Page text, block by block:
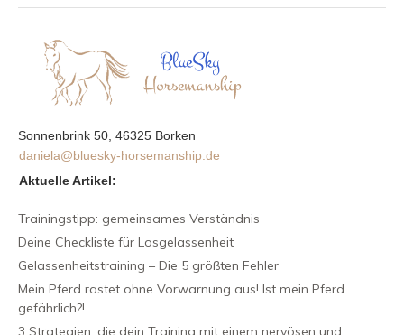
Sonnenbrink 50, 46325 Borken
daniela@bluesky-horsemanship.de
Aktuelle Artikel:
Trainingstipp: gemeinsames Verständnis
Deine Checkliste für Losgelassenheit
Gelassenheitstraining – Die 5 größten Fehler
Mein Pferd rastet ohne Vorwarnung aus! Ist mein Pferd
gefährlich?!
3 Strategien, die dein Training mit einem nervösen und